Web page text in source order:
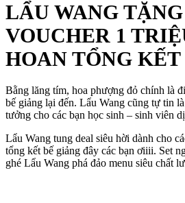
LẨU WANG
VOUCHER 1
HOAN TỔNG KẾT
Bằng lăng tím, hoa phượng đỏ chính là
bế giảng lại đến. Lẩu Wang cũng tự tin
tưởng cho các bạn học sinh – sinh viên
Lẩu Wang tung deal siêu hời dành cho
tổng kết bế giảng đây các bạn ơiiii. Set
ghé Lẩu Wang phá đảo menu siêu chất